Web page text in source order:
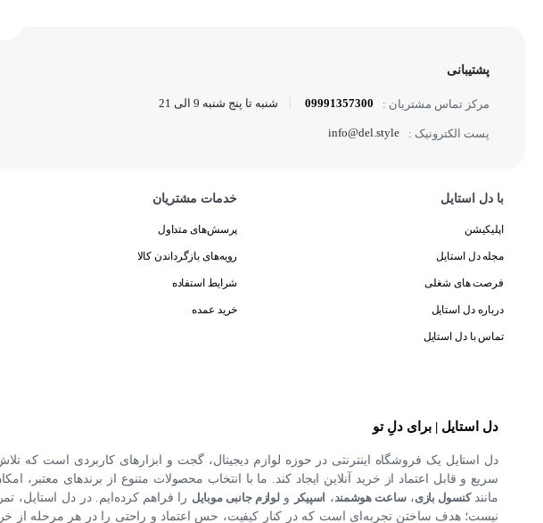
پشتیبانی
مرکز تماس مشتریان : 09991357300 شنبه تا پنج شنبه 9 الی 21
پست الکترونیک : info@del.style
با دل استایل
اپلیکیشن
مجله دل استایل
فرصت های شغلی
درباره دل استایل
تماس با دل استایل
خدمات مشتریان
پرسش‌های متداول
رویه‌های بازگرداندن کالا
شرایط استفاده
خرید عمده
دل استایل | برای دلِ تو
دل استایل یک فروشگاه اینترنتی در حوزه لوازم دیجیتال، گجت و ابزارهای کاربردی است که
سریع و قابل اعتماد از خرید آنلاین ایجاد کند. ما با انتخاب محصولات متنوع از برندهای معتبر،
مانندکنسول بازی،ساعت هوشمند، اسپیکر ولوازم جانبی موبایل را فراهم کرده‌ایم. در دل
نیست؛ هدف ساختن تجربه‌ای است که در کنار کیفیت، حس اعتماد و راحتی را در هر مرحله از